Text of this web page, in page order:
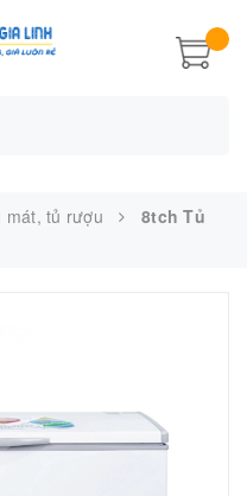
mát, tủ rượu
8tch Tủ